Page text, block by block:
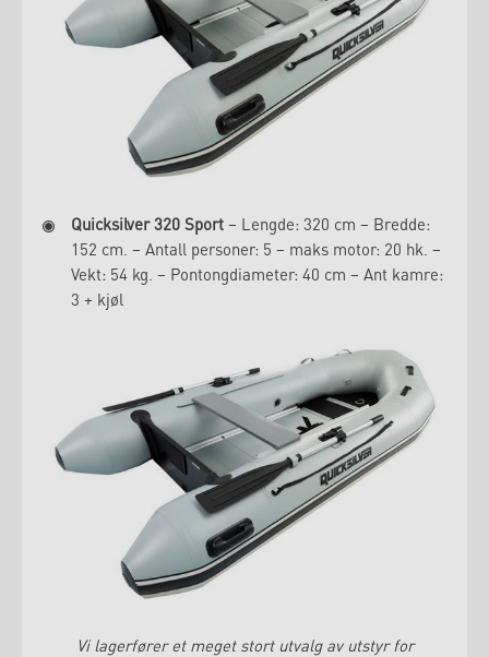
Quicksilver 320 Sport – Lengde: 320 cm – Bredde:
152 cm. – Antall personer: 5 – maks motor: 20 hk. –
Vekt: 54 kg. – Pontongdiameter: 40 cm – Ant kamre:
3 + kjøl
Vi lagerfører et meget stort utvalg av utstyr for